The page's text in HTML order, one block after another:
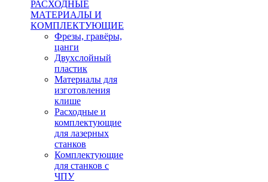
РАСХОДНЫЕ
МАТЕРИАЛЫ И
КОМПЛЕКТУЮЩИЕ
Фрезы, гравёры,
цанги
Двухслойный
пластик
Материалы для
изготовления
клише
Расходные и
комплектующие
для лазерных
станков
Комплектующие
для станков с
ЧПУ